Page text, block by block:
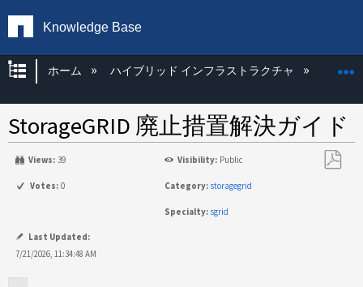
Knowledge Base
グローバル階層を展開/折りたたむ
ホーム ハイブリッド インフラストラクチャ
StorageGRID 廃止措置解決ガイド
Views: 39 Visibility: Public
Votes: 0 Category: storagegrid
Specialty: sgrid
Last Updated:
7/21/2026, 11:34:48 AM